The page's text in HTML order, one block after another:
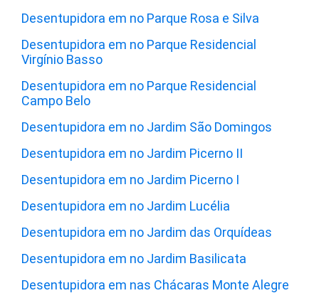
Desentupidora em no Parque Rosa e Silva
Desentupidora em no Parque Residencial
Virgínio Basso
Desentupidora em no Parque Residencial
Campo Belo
Desentupidora em no Jardim São Domingos
Desentupidora em no Jardim Picerno II
Desentupidora em no Jardim Picerno I
Desentupidora em no Jardim Lucélia
Desentupidora em no Jardim das Orquídeas
Desentupidora em no Jardim Basilicata
Desentupidora em nas Chácaras Monte Alegre